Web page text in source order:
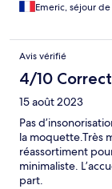
Emeric, séjour de
Avis vérifié
4/10 Correct
15 août 2023
Pas
la moquette.Très
réassortiment
minimaliste.
part.